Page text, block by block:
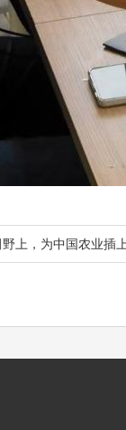
上，为中国农业插